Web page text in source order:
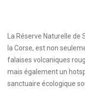
La Réserve Naturelle
la Corse, est non
falaises volcaniques
mais également un
sanctuaire écologique